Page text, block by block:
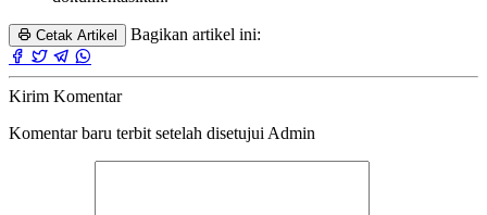
Cetak Artikel Bagikan artikel ini:
Kirim Komentar
Komentar baru terbit setelah disetujui Admin